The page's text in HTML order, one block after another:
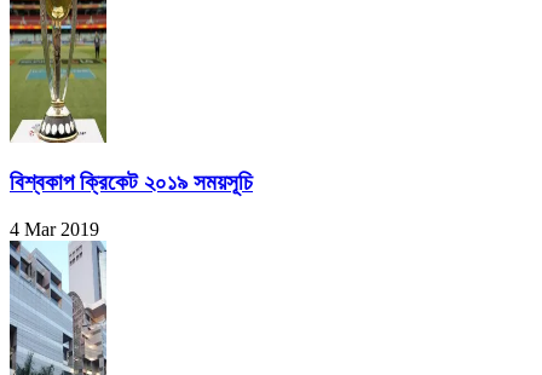
বিশ্বকাপ ক্রিকেট ২০১৯ সময়সূচি
4 Mar 2019